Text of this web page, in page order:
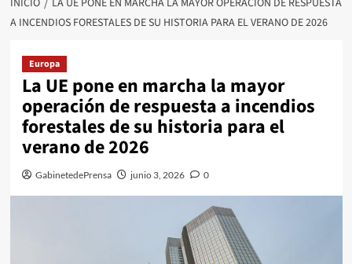
INICIO
LA UE PONE EN MARCHA LA MAYOR OPERACIÓN DE RESPUESTA
A INCENDIOS FORESTALES DE SU HISTORIA PARA EL VERANO DE 2026
Europa
La UE pone en marcha la mayor
operación de respuesta a incendios
forestales de su historia para el
verano de 2026
GabinetedePrensa junio 3, 2026 0